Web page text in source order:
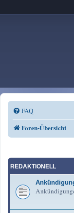
FAQ
Foren-Übersicht
REDAKTIONELL